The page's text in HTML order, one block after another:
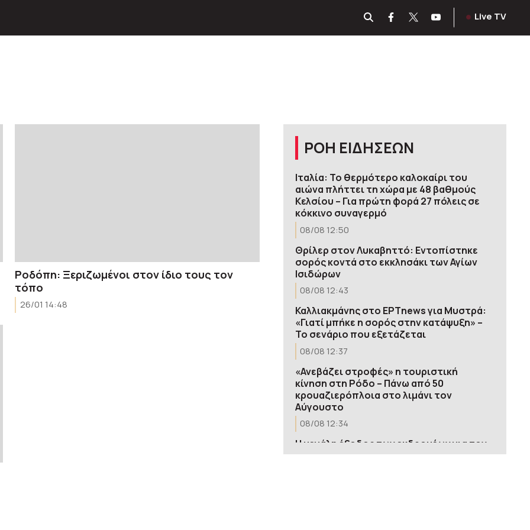
Live TV
Ροδόπη: Ξεριζωμένοι στον ίδιο τους τον
τόπο
26/01 14:48
ΡΟΗ ΕΙΔΗΣΕΩΝ
Ιταλία: Το θερμότερο καλοκαίρι του
αιώνα πλήττει τη χώρα με 48 βαθμούς
Κελσίου – Για πρώτη φορά 27 πόλεις σε
κόκκινο συναγερμό
08/08 12:50
Θρίλερ στον Λυκαβηττό: Εντοπίστηκε
σορός κοντά στο εκκλησάκι των Αγίων
Ισιδώρων
08/08 12:43
Καλλιακμάνης στο ΕΡΤnews για Μυστρά:
«Γιατί μπήκε η σορός στην κατάψυξη» –
Το σενάριο που εξετάζεται
08/08 12:37
«Ανεβάζει στροφές» η τουριστική
κίνηση στη Ρόδο – Πάνω από 50
κρουαζιερόπλοια στο λιμάνι τον
Αύγουστο
08/08 12:34
Η μεγάλη έξοδος των εκδρομέων για τον
Δεκαπενταύγουστο: Αδειάζει η Αθήνα,